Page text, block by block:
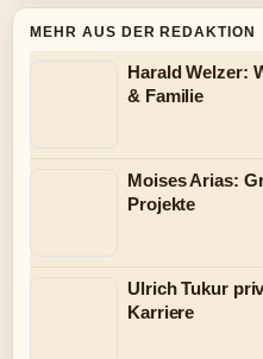
MEHR AUS DER REDAKTION
Harald Welzer:
& Familie
Moises Arias:
Projekte
Ulrich Tukur
Karriere